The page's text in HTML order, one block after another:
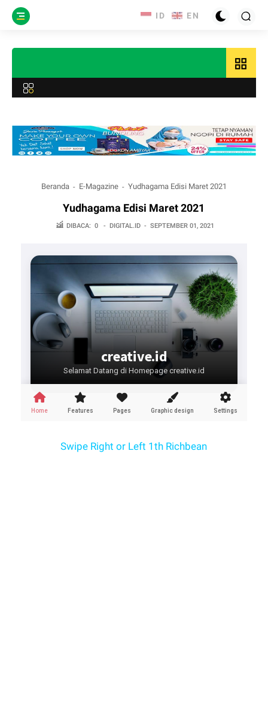
grid_view
Beranda E-Magazine Yudhagama Edisi Maret 2021
Yudhagama Edisi Maret 2021
DIBACA: 0 - DIGITAL.ID - SEPTEMBER 01, 2021
Swipe Right or Left 1th Richbean